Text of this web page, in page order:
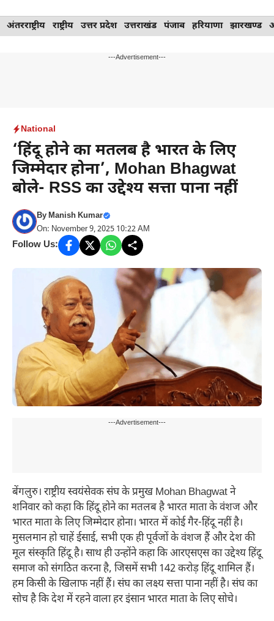
Skip
to
अंतरराष्ट्रीय राष्ट्रीय उत्तर प्रदेश उत्तराखंड पंजाब हरियाणा झारखण्ड
---Advertisement---
National
‘हिंदू होने का मतलब है भारत के लिए
जिम्मेदार होना’, Mohan Bhagwat
बोले- RSS का उद्देश्य सत्ता पाना नहीं
ByManish Kumar
On: November 9, 2025 10:22 AM
Follow Us:
---Advertisement---
बेंगलुरु। राष्ट्रीय स्वयंसेवक संघ के प्रमुख Mohan Bhagwat ने
शनिवार को कहा कि हिंदू होने का मतलब है भारत माता के वंशज और
भारत माता के लिए जिम्मेदार होना। भारत में कोई गैर-हिंदू नहीं है।
मुसलमान हो चाहें ईसाई, सभी एक ही पूर्वजों के वंशज हैं और देश की
मूल संस्कृति हिंदू है। साथ ही उन्होंने कहा कि आरएसएस का उद्देश्य हिंदू
समाज को संगठित करना है, जिसमें सभी 142 करोड़ हिंदू शामिल हैं।
हम किसी के खिलाफ नहीं हैं। संघ का लक्ष्य सत्ता पाना नहीं है। संघ का
सोच है कि देश में रहने वाला हर इंसान भारत माता के लिए सोचे।